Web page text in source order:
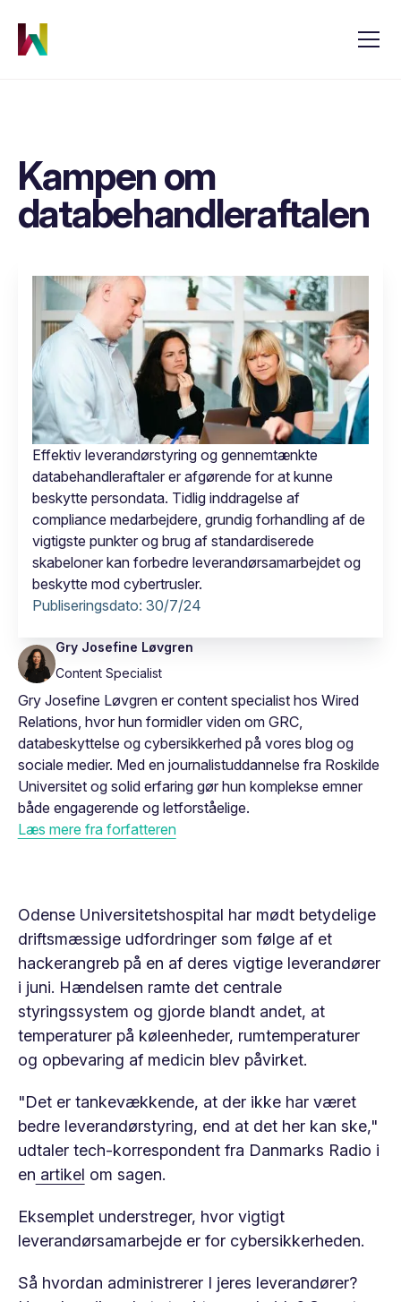
Kampen om
databehandleraftalen
Effektiv leverandørstyring og gennemtænkte
databehandleraftaler er afgørende for at kunne
beskytte persondata. Tidlig inddragelse af
compliance medarbejdere, grundig forhandling af de
vigtigste punkter og brug af standardiserede
skabeloner kan forbedre leverandørsamarbejdet og
beskytte mod cybertrusler.
Publiseringsdato: 30/7/24
Gry Josefine Løvgren
Content Specialist
Gry Josefine Løvgren er content specialist hos Wired
Relations, hvor hun formidler viden om GRC,
databeskyttelse og cybersikkerhed på vores blog og
sociale medier. Med en journalistuddannelse fra Roskilde
Universitet og solid erfaring gør hun komplekse emner
både engagerende og letforståelige.
Læs mere fra forfatteren
Odense Universitetshospital har mødt betydelige
driftsmæssige udfordringer som følge af et
hackerangreb på en af ​​deres vigtige leverandører
i juni. Hændelsen ramte det centrale
styringssystem og gjorde blandt andet, at
temperaturer på køleenheder, rumtemperaturer
og opbevaring af medicin blev påvirket.
"Det er tankevækkende, at der ikke har været
bedre leverandørstyring, end at det her kan ske,"
udtaler tech-korrespondent fra Danmarks Radio i
en artikel om sagen.
Eksemplet understreger, hvor vigtigt
leverandørsamarbejde er for cybersikkerheden.
Så hvordan administrerer I jeres leverandører?